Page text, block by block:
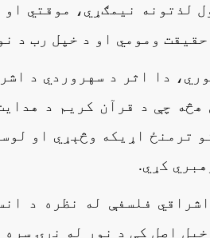
لذتونه نیمګړي، موقتي
ومومي او د خپل رب د
دا اثر د سهروردي د
هڅه چې د قرآن کریم د
ترمنځ اړیکه وڅېړي او
کړي.
فلسفې له نظره د
خپل اصل کې د نور له نړۍ